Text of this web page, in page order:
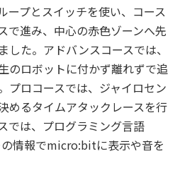
ープとスイッチを使い、コース
で進み、中心の赤色ゾーンへ先
した。アドバンスコースでは、
のロボットに付かず離れずで追
プロコースでは、ジャイロセン
めるタイムアタックレースを行
では、プログラミング言語
情報でmicro:bitに表示や音を